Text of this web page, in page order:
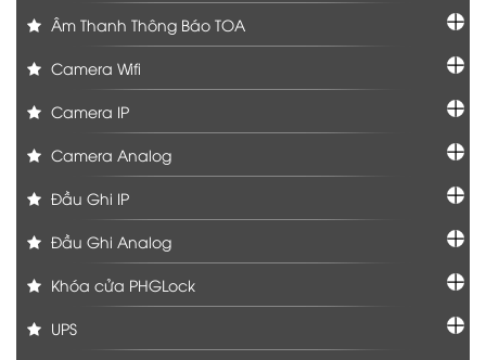
Âm Thanh Thông Báo TOA
Camera Wifi
Camera IP
Camera Analog
Đầu Ghi IP
Đầu Ghi Analog
Khóa cửa PHGLock
UPS